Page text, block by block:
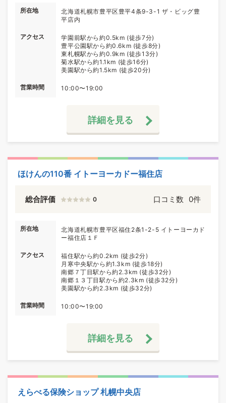
所在地
北海道札幌市豊平区豊平4条9-3-1 ザ・ビッグ豊
平店内
アクセス
学園前駅から約0.5km (徒歩7分)
豊平公園駅から約0.6km (徒歩8分)
東札幌駅から約0.9km (徒歩13分)
菊水駅から約1.1km (徒歩16分)
美園駅から約1.5km (徒歩20分)
営業時間 10:00〜19:00
詳細を見る
ほけんの110番 イトーヨーカドー福住店
総合評価 0 口コミ数 0件
所在地
北海道札幌市豊平区福住2条1-2-5 イトーヨーカド
ー福住店１Ｆ
アクセス
福住駅から約0.2km (徒歩2分)
月寒中央駅から約1.3km (徒歩18分)
南郷７丁目駅から約2.3km (徒歩32分)
南郷１３丁目駅から約2.3km (徒歩32分)
美園駅から約2.3km (徒歩32分)
営業時間 10:00〜19:00
詳細を見る
えらべる保険ショップ 札幌中央店